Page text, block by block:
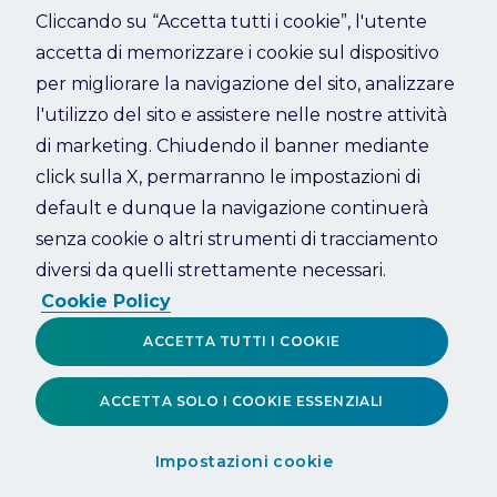
Refresh
Cliccando su “Accetta tutti i cookie”, l'utente
accetta di memorizzare i cookie sul dispositivo
per migliorare la navigazione del sito, analizzare
l'utilizzo del sito e assistere nelle nostre attività
di marketing. Chiudendo il banner mediante
click sulla X, permarranno le impostazioni di
default e dunque la navigazione continuerà
senza cookie o altri strumenti di tracciamento
diversi da quelli strettamente necessari.
Cookie Policy
Impostazioni cookie
ACCETTA SOLO I COOKIE ESSENZIALI
ACCETTA TUTTI I COOKIE